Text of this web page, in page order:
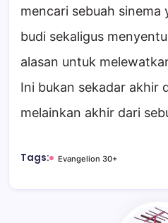
mencari sebuah sinema
budi sekaligus
alasan untuk
Ini bukan sekadar akhir
melainkan akhir dari
Tags: Evangelion 30+